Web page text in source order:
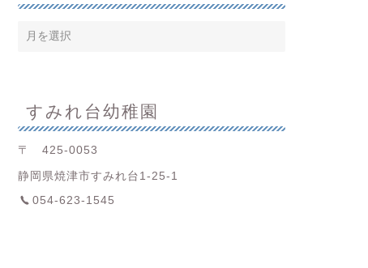
すみれ台幼稚園
〒 425-0053
静岡県焼津市すみれ台1-25-1
054-623-1545